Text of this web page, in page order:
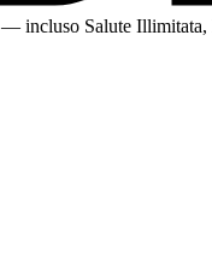
— incluso Salute Illimitata,